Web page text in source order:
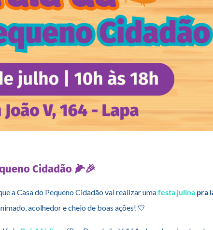
Cidadão 🌽🎉
a Casa do Pequeno Cidadão vai realizar umafesta julina pra
acolhedor e cheio de boas ações! 💙